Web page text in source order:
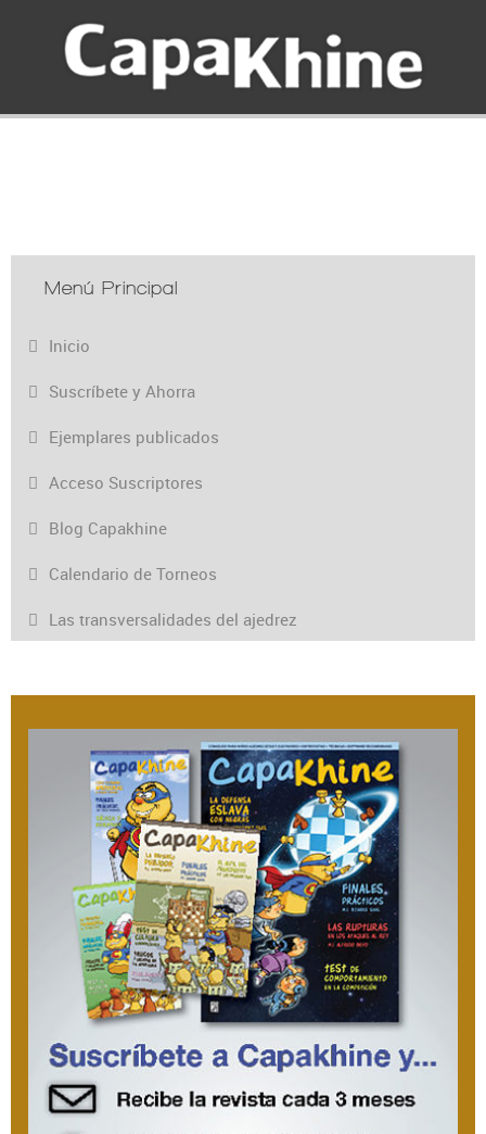
Menú Principal
Inicio
Suscríbete y Ahorra
Ejemplares publicados
Acceso Suscriptores
Blog Capakhine
Calendario de Torneos
Las transversalidades del ajedrez